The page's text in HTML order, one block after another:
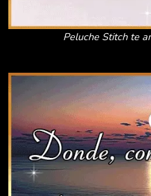
Peluche Stitch te